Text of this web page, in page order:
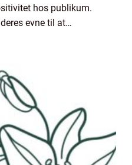
hos publikum.
evne til at